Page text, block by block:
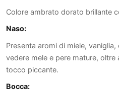
Colore ambrato dorato brillante
Naso:
Presenta aromi di miele,
vedere mele e pere mature,
tocco piccante.
Bocca: